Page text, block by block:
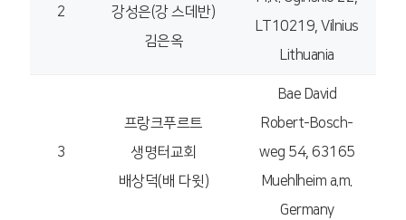
2
강성은(강 스데반)
김은옥
LT10219, Vilnius
Lithuania
3
프랑크푸르트
생명터교회
배상덕(배 다윗)
Bae David
Robert-Bosch-
weg 54, 63165
Muehlheim a.m.
Germany